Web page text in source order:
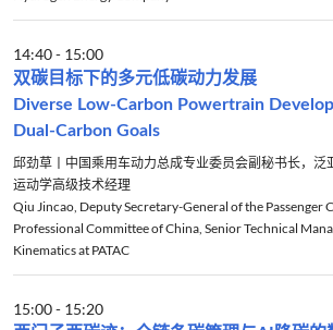
14:40- 15:00
双碳目标下的多元低碳动力发展
Diverse Low-Carbon Powertrain
Dual-Carbon Goals
邱劲草丨中国乘用车动力总成专业委员会副秘书长，泛
运动学高级技术经理
Qiu Jincao, Deputy Secretary-General of the Passenger
Professional Committee of China, Senior Technical
Kinematics at PATAC
15:00- 15:20